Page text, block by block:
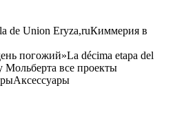
de Union Eryza,ruКиммерия в
погожий»La décima etapa del
Мольберта все проекты
Аксессуары